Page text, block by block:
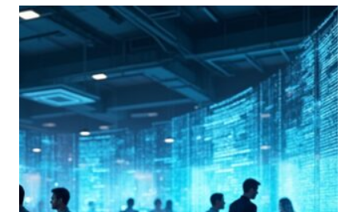
SULL’IA
GENERATIVA:
TITOLARE
TRATTAMENTO,
PROVIDER
O
DEPLOYER?